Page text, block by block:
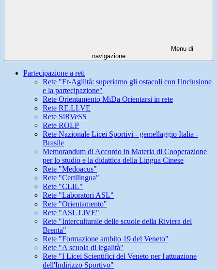
Menu di
navigazione
Partecipazione a reti
Rete "Fr-Agilità: superiamo gli ostacoli con l'inclusione
e la partecipazione"
Rete Orientamento MiDa Orientarsi in rete
Rete RE.LI.VE
Rete SiRVeSS
Rete ROLP
Rete Nazionale Licei Sportivi - gemellaggio Italia -
Brasile
Memorandum di Accordo in Materia di Cooperazione
per lo studio e la didattica della Lingua Cinese
Rete "Medoacus"
Rete "Certilingua"
Rete "CLIL"
Rete "Laboratori ASL"
Rete "Orientamento"
Rete "ASL LiVE"
Rete "Interculturale delle scuole della Riviera del
Brenta"
Rete "Formazione ambito 19 del Veneto"
Rete "A scuola di legalità"
Rete "I Licei Scientifici del Veneto per l'attuazione
dell'Indirizzo Sportivo"